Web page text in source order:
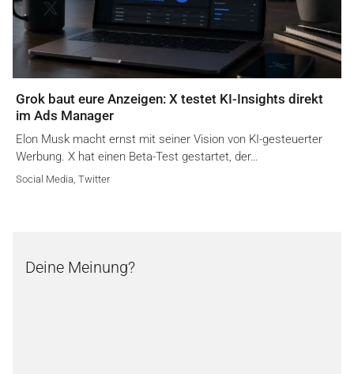
Grok baut eure Anzeigen: X testet KI-Insights direkt
im Ads Manager
Elon Musk macht ernst mit seiner Vision von KI-gesteuerter
Werbung. X hat einen Beta-Test gestartet, der…
Social Media Twitter
Deine Meinung?